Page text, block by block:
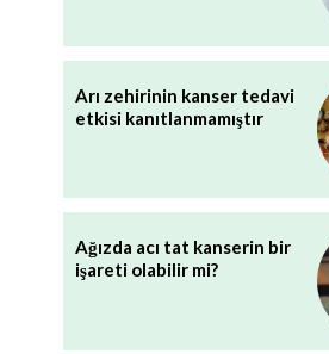
Arı zehirinin kanser tedavi
etkisi kanıtlanmamıştır
Ağızda acı tat kanserin bir
işareti olabilir mi?